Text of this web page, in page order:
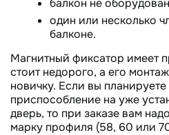
один или несколько
балконе.
Магнитный фиксатор имеет
стоит недорого, а его
новичку. Если вы планируете
приспособление на уже
дверь, то при заказе вам
марку профиля (58, 60 или